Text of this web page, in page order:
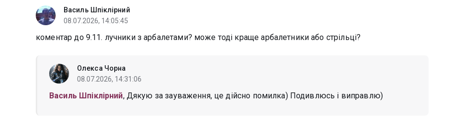
Василь Шпіклірний
08.07.2026, 14:05:45
коментар до 9.11. лучники з арбалетами? може тоді краще арбалетники або стрільці?
Олекса Чорна
08.07.2026, 14:31:06
Василь Шпіклірний, Дякую за зауваження, це дійсно помилка) Подивлюсь і виправлю)